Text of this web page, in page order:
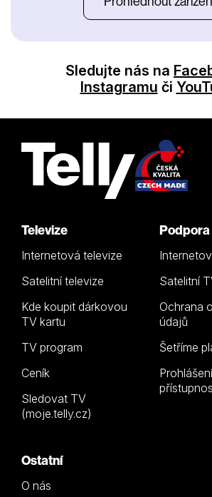
Sledujte nás na
Instagramu či
Televize
Internetová televize
Satelitní televize
Kde koupit dárkovou
TV kartu
TV program
Ceník
Sledovat TV
(moje.telly.cz)
Podpora
Satelitní
Ochrana
údajů
Šetříme
Ostatní
O nás